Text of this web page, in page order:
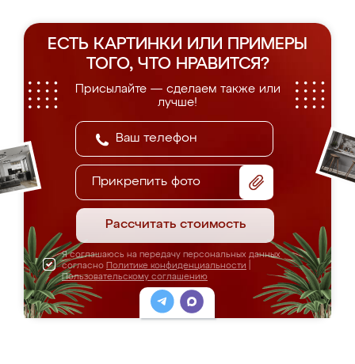
ЕСТЬ КАРТИНКИ ИЛИ ПРИМЕРЫ
ТОГО, ЧТО НРАВИТСЯ?
Присылайте — сделаем также или
лучше!
Прикрепить фото
Рассчитать стоимость
Я соглашаюсь на передачу персональных данных
согласно Политике конфиденциальности
Пользовательскому соглашению